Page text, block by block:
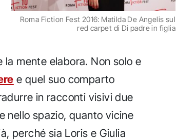
Roma Fiction Fest 2016: Matilda De Angelis sul
red carpet di Di padre in figlia
mente elabora. Non solo e
e quel suo comparto
in racconti visivi due
nello spazio, quanto vicine
perché sia Loris e Giulia